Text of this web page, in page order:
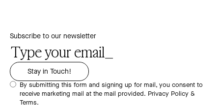
Subscribe to our newsletter
By submitting this form and signing up for mail, you consent to
receive marketing mail at the mail provided. Privacy Policy &
Terms.